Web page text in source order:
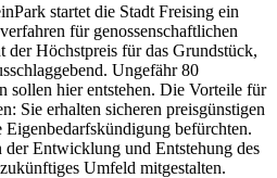
startet die Stadt Freising ein
für genossenschaftlichen
der Höchstpreis für das Grundstück,
Ungefähr 80
sollen hier entstehen. Die Vorteile für
Sie erhalten sicheren preisgünstigen
Eigenbedarfskündigung befürchten.
der Entwicklung und Entstehung des
Umfeld mitgestalten.